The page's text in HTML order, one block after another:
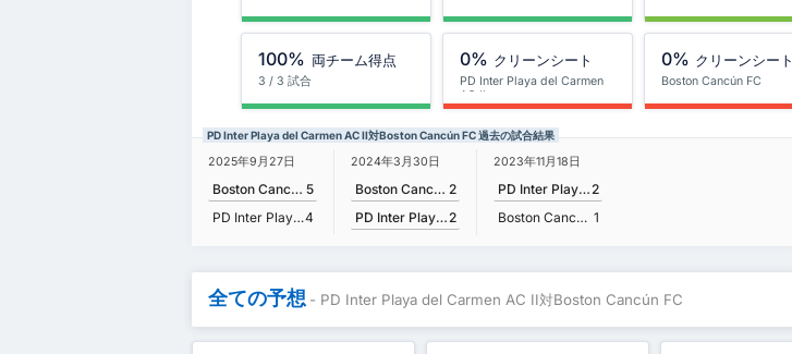
100% 両チーム得点
3 / 3 試合
0% クリーンシート
PD Inter Playa del Carmen
AC II
0% クリーンシート
Boston Cancún FC
PD Inter Playa del Carmen AC II対Boston Cancún FC 過去の試合結果
2025年9月27日
Boston Cancún FC 5
PD Inter Playa del Carmen AC II4
2024年3月30日
Boston Cancún FC 2
PD Inter Playa del Carmen AC II 2
2023年11月18日
PD Inter Playa del Carmen AC II2
Boston Cancún FC 1
全ての予想 - PD Inter Playa del Carmen AC II対Boston Cancún FC